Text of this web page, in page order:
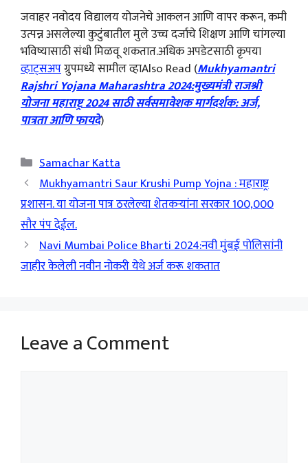
जवाहर नवोदय विद्यालय योजनेचे आकलन आणि वापर करून, कमी
उत्पन्न असलेल्या कुटुंबातील मुले उच्च दर्जाचे शिक्षण आणि चांगल्या
भविष्यासाठी संधी मिळवू शकतात.अधिक अपडेटसाठी कृपया
व्हाट्सअपग्रुपमध्ये सामील व्हाAlso Read (Mukhyamantri
Rajshri Yojana Maharashtra 2024:मुख्यमंत्री राजश्री
योजना महाराष्ट्र 2024 साठी सर्वसमावेशक मार्गदर्शक: अर्ज,
पात्रता आणि फायदे)
Categories
Samachar Katta
Mukhyamantri Saur Krushi Pump Yojna : महाराष्ट्र
प्रशासन. या योजना पात्र ठरलेल्या शेतकऱ्यांना सरकार 100,000
सौर पंप देईल.
Navi Mumbai Police Bharti 2024:नवी मुंबई पोलिसांनी
जाहीर केलेली नवीन नोकरी येथे अर्ज करू शकतात
Leave a Comment